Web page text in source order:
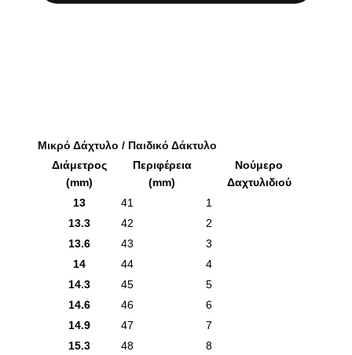
Μικρό Δάχτυλο / Παιδικό Δάκτυλο
Διάμετρος
(mm)
Περιφέρεια
(mm)
Νούμερο
Δαχτυλιδιού
13
41
1
13.3
42
2
13.6
43
3
14
44
4
14.3
45
5
14.6
46
6
14.9
47
7
15.3
48 8